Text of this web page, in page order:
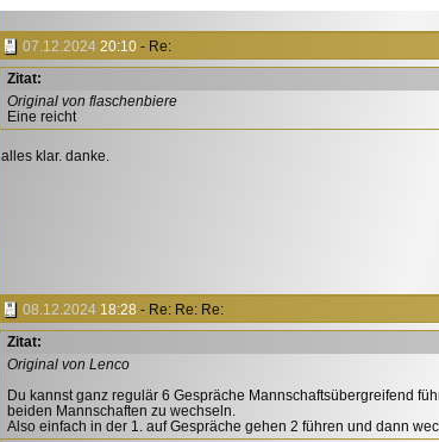
07.12.2024 20:10- Re:
Zitat:
Original von flaschenbiere
Eine reicht
alles klar. danke.
08.12.2024 18:28 - Re: Re: Re:
Zitat:
Original von Lenco
Du kannst ganz regulär 6 Gespräche Mannschaftsübergreifend
beiden Mannschaften zu wechseln.
Also einfach in der 1. auf Gespräche gehen 2 führen und dann